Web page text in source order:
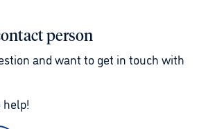
person
and want to get in touch with
help!